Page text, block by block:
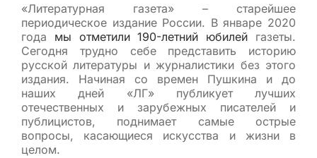
«Литературная газета» – старейшее
периодическое издание России. В январе 2020
года мы отметили 190-летний юбилей газеты.
Сегодня трудно себе представить историю
русской литературы и журналистики без этого
издания. Начиная со времен Пушкина и до
наших дней «ЛГ» публикует лучших
отечественных и зарубежных писателей и
публицистов, поднимает самые острые
вопросы, касающиеся искусства и жизни в
целом.